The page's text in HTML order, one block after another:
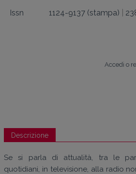
Issn
1124-9137 (stampa)
Accedi o
Descrizione
Se si parla di attualità, tra le
quotidiani, in televisione, alla radio